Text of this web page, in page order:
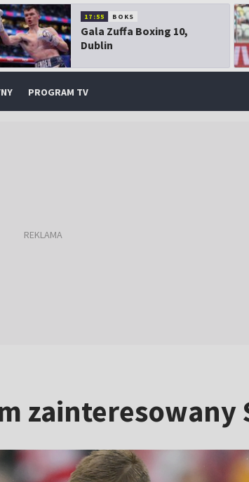
17:55 BOKS
Gala Zuffa Boxing 10,
Dublin
PROGRAM TV
zainteresowany